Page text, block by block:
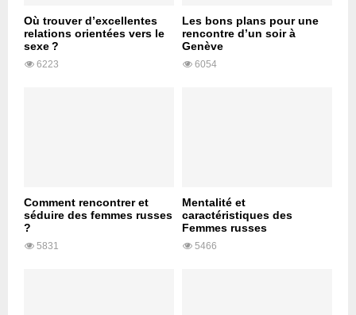
Où trouver d’excellentes
relations orientées vers le
sexe ?
6223
Les bons plans pour une
rencontre d’un soir à
Genève
6054
Comment rencontrer et
séduire des femmes russes
?
5831
Mentalité et
caractéristiques des
Femmes russes
5466